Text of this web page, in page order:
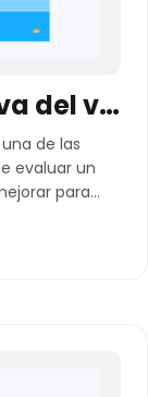
Plantilla de retrospectiva del velero
de las
evaluar un
para